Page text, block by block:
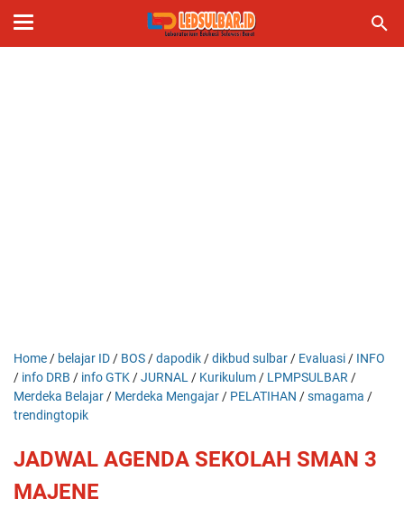
Home / belajar ID / BOS /dapodik /dikbud sulbar / Evaluasi / INFO
/ info DRB / info GTK /JURNAL / Kurikulum / LPMPSULBAR /
Merdeka Belajar / Merdeka Mengajar / PELATIHAN /smagama /
trendingtopik
JADWAL AGENDA SEKOLAH SMAN 3
MAJENE